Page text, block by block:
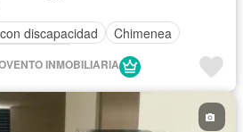
discapacidad
Chimenea
INMOBILIARIA